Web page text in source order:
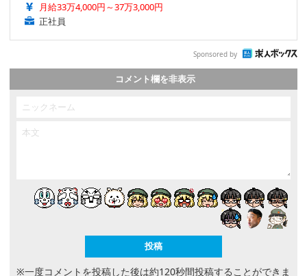
月給33万4,000円～37万3,000円
正社員
Sponsored by
コメント欄を非表示
※一度コメントを投稿した後は約120秒間投稿することができま